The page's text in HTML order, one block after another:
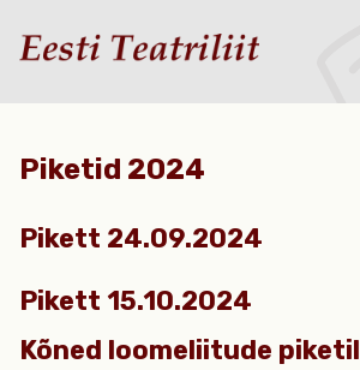
Piketid 2024
Pikett 24.09.2024
Pikett 15.10.2024
Kõned loomeliitude piketil